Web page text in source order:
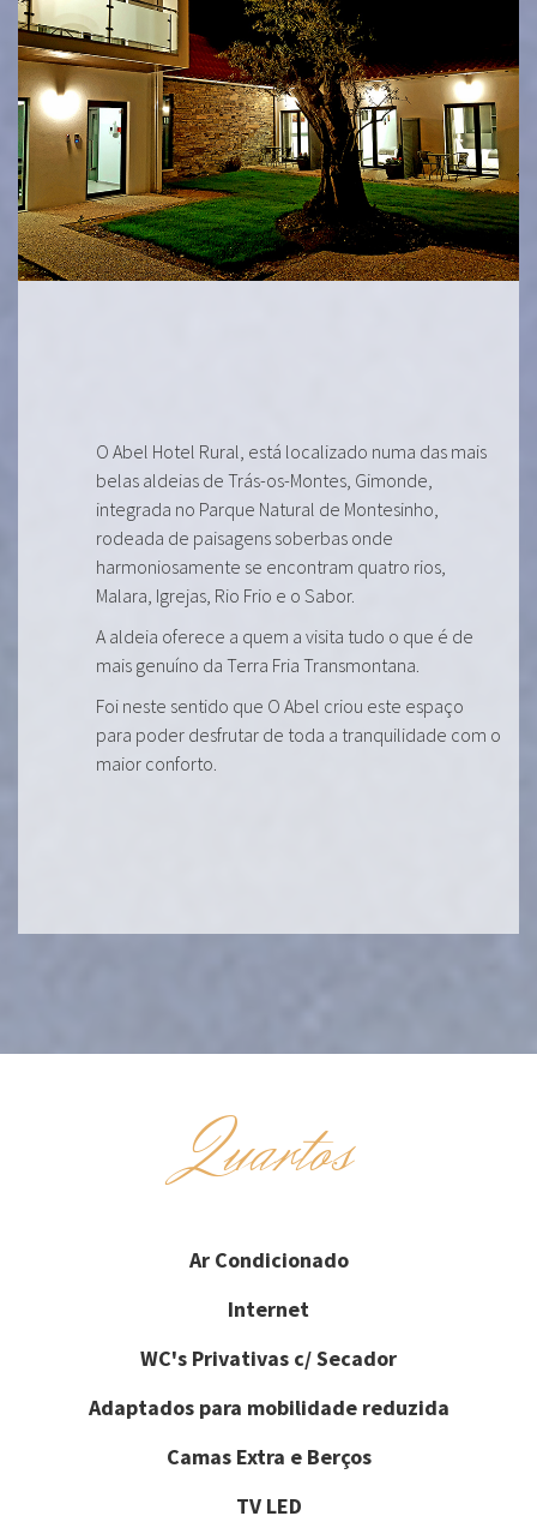
O Abel Hotel Rural, está localizado numa das mais
belas aldeias de Trás-os-Montes, Gimonde,
integrada no Parque Natural de Montesinho,
rodeada de paisagens soberbas onde
harmoniosamente se encontram quatro rios,
Malara, Igrejas, Rio Frio e o Sabor.
A aldeia oferece a quem a visita tudo o que é de
mais genuíno da Terra Fria Transmontana.
Foi neste sentido que O Abel criou este espaço
para poder desfrutar de toda a tranquilidade com o
maior conforto.
Quartos
Ar Condicionado
Internet
WC's Privativas c/ Secador
Adaptados para mobilidade reduzida
Camas Extra e Berços
TV LED